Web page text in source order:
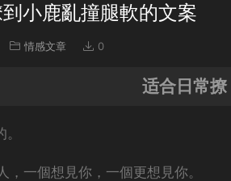
小鹿亂撞腿軟的文案
情感文章 0
适合日常撩
一個想見你，一個更想見你。